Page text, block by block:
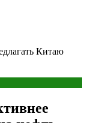
Китаю